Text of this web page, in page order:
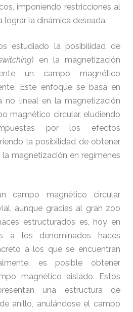
imponiendo restricciones al
lograr la dinámica deseada.
estudiado la posibilidad de
) en la magnetización
un campo magnético
Este enfoque se basa en
no lineal en la magnetización
magnético circular, eludiendo
por los efectos
la posibilidad de obtener
magnetización en regímenes
campo magnético circular
aunque gracias al gran zoo
estructurados es, hoy en
a los denominados haces
a los que se encuentran
es posible obtener
magnético aislado. Estos
una estructura de
anillo, anulándose el campo